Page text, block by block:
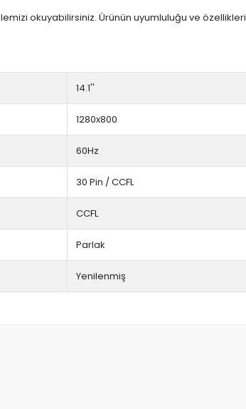
okuyabilirsiniz. Ürünün uyumluluğu ve
14.1''
1280x800
60Hz
30 Pin / CCFL
CCFL
Parlak
Yenilenmiş